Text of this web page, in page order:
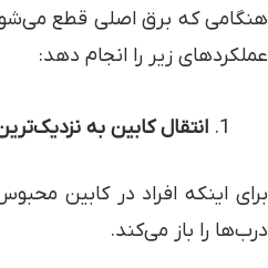
هنگامی که برق اصلی قطع
عملکردهای زیر را انجام دهد:
انتقال کابین به
برای اینکه افراد در کابین
درب‌ها را باز می‌کند.